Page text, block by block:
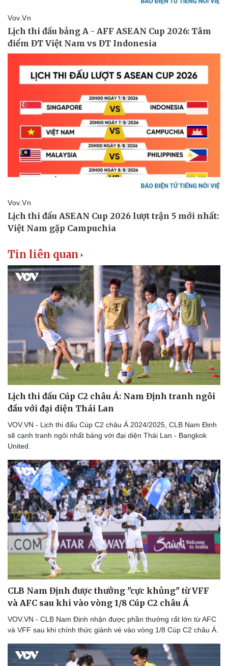
Phân tích
Bóng đá
Lịch thi đấu bóng đá
Ô tô - Xe máy
Ô tô
Xe máy
Tin liên quan
Lịch thi đấu Cúp C2 châu Á: Nam Định tranh ngôi
đầu với đại diện Thái Lan
VOV.VN - Lịch thi đấu Cúp C2 châu Á 2024/2025, CLB Nam Định
sẽ cạnh tranh ngôi nhất bảng với đại diện Thái Lan - Bangkok
United.
CLB Nam Định được thưởng "cực khủng" từ VFF
và AFC sau khi vào vòng 1/8 Cúp C2 châu Á
VOV.VN - CLB Nam Định nhận được phần thưởng rất lớn từ AFC
và VFF sau khi chính thức giành vé vào vòng 1/8 Cúp C2 châu Á.